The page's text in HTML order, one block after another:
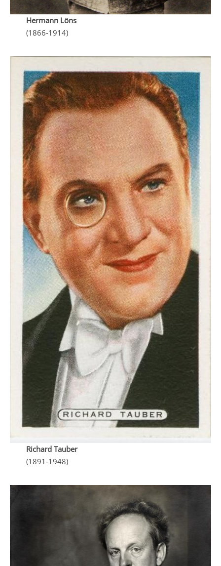
Hermann Löns
(1866-1914)
Richard Tauber
(1891-1948)